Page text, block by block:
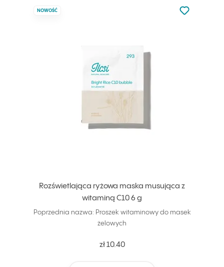
Rozświetlająca ryżowa maska musująca z
witaminą C10 6 g
NOWOŚĆ
Poprzednia nazwa: Proszek witaminowy do masek
żelowych
zł 10.40
Nie dodano
Dodaj do